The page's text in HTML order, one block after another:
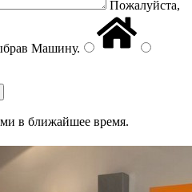
Пожалуйста,
Машину.
в ближайшее время.